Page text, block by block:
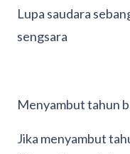
Lupa saudara
sengsara
Menyambut tahun
Jika menyambut